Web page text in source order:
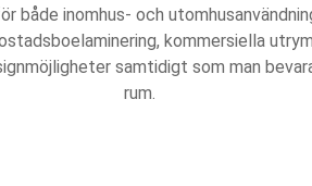
både inomhus- och
kommersiella
samtidigt som man
rum.